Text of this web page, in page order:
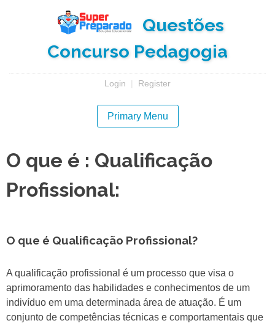
Questões
Concurso Pedagogia
Login | Register
Primary Menu
O que é : Qualificação
Profissional:
O que é Qualificação Profissional?
A qualificação profissional é um processo que visa o
aprimoramento das habilidades e conhecimentos de um
indivíduo em uma determinada área de atuação. É um
conjunto de competências técnicas e comportamentais que